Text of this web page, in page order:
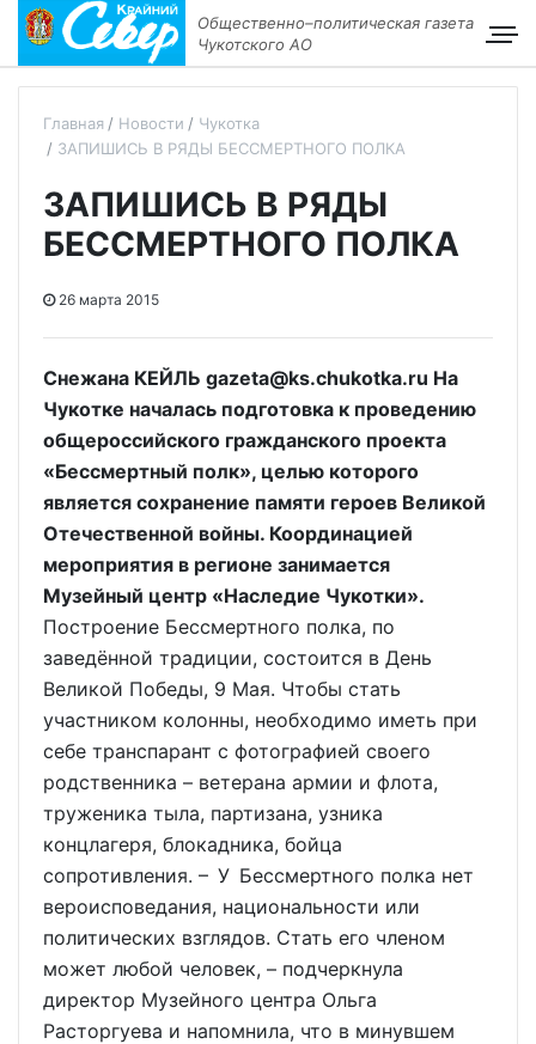
Общественно–политическая газета
Чукотского АО
Главная Новости
Чукотка
ЗАПИШИСЬ В РЯДЫ БЕССМЕРТНОГО ПОЛКА
ЗАПИШИСЬ В РЯДЫ
БЕССМЕРТНОГО ПОЛКА
26 марта 2015
Снежана КЕЙЛЬ gazeta@ks.chukotka.ru На
Чукотке началась подготовка к проведению
общероссийского гражданского проекта
«Бессмертный полк», целью которого
является сохранение памяти героев Великой
Отечественной войны. Координацией
мероприятия в регионе занимается
Музейный центр «Наследие Чукотки».
Построение Бессмертного полка, по
заведённой традиции, состоится в День
Великой Победы, 9 Мая. Чтобы стать
участником колонны, необходимо иметь при
себе транспарант с фотографией своего
родственника – ветерана армии и флота,
труженика тыла, партизана, узника
концлагеря, блокадника, бойца
сопротивления. – У Бессмертного полка нет
вероисповедания, национальности или
политических взглядов. Стать его членом
может любой человек, – подчеркнула
директор Музейного центра Ольга
Расторгуева и напомнила, что в минувшем